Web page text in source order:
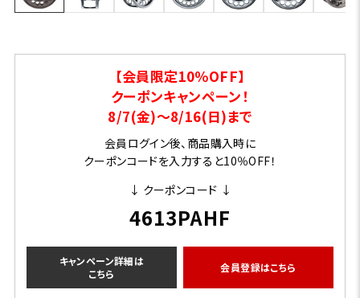
【会員限定10％OFF】
クーポンキャンペーン！
8/7(金)～8/16(日)まで
会員ログイン後、商品購入時に
クーポンコードを入力すると10％OFF！
↓ クーポンコード ↓
4613PAHF
キャンペーン詳細は
こちら
会員登録はこちら